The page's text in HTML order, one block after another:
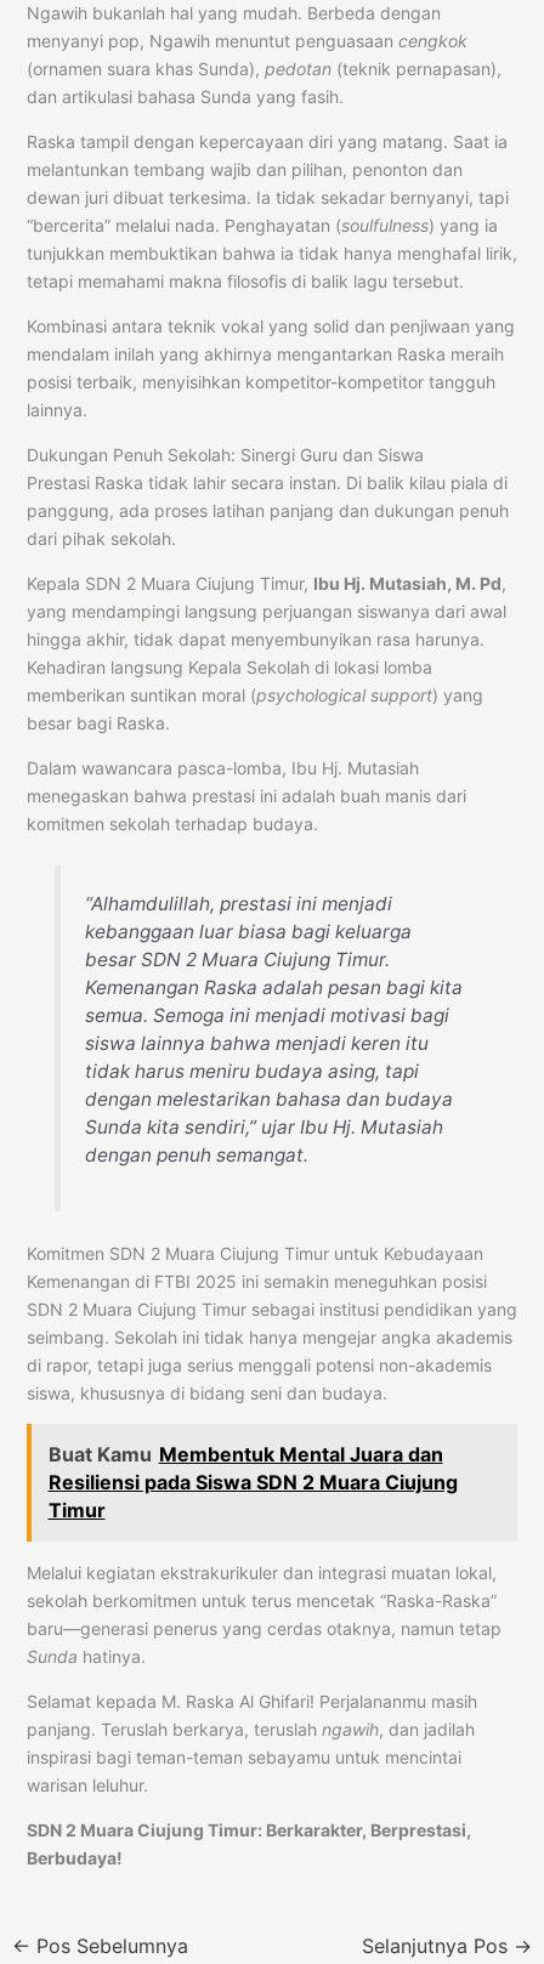
Ngawih bukanlah hal yang mudah. Berbeda dengan
menyanyi pop, Ngawih menuntut penguasaan cengkok
(ornamen suara khas Sunda), pedotan(teknik pernapasan),
dan artikulasi bahasa Sunda yang fasih.
Raska tampil dengan kepercayaan diri yang matang. Saat ia
melantunkan tembang wajib dan pilihan, penonton dan
dewan juri dibuat terkesima. Ia tidak sekadar bernyanyi, tapi
“bercerita” melalui nada. Penghayatan (soulfulness) yang ia
tunjukkan membuktikan bahwa ia tidak hanya menghafal lirik,
tetapi memahami makna filosofis di balik lagu tersebut.
Kombinasi antara teknik vokal yang solid dan penjiwaan yang
mendalam inilah yang akhirnya mengantarkan Raska meraih
posisi terbaik, menyisihkan kompetitor-kompetitor tangguh
lainnya.
Dukungan Penuh Sekolah: Sinergi Guru dan Siswa
Prestasi Raska tidak lahir secara instan. Di balik kilau piala di
panggung, ada proses latihan panjang dan dukungan penuh
dari pihak sekolah.
Kepala SDN 2 Muara Ciujung Timur, Ibu Hj. Mutasiah, M. Pd,
yang mendampingi langsung perjuangan siswanya dari awal
hingga akhir, tidak dapat menyembunyikan rasa harunya.
Kehadiran langsung Kepala Sekolah di lokasi lomba
memberikan suntikan moral (psychological support) yang
besar bagi Raska.
Dalam wawancara pasca-lomba, Ibu Hj. Mutasiah
menegaskan bahwa prestasi ini adalah buah manis dari
komitmen sekolah terhadap budaya.
“Alhamdulillah, prestasi ini menjadi
kebanggaan luar biasa bagi keluarga
besar SDN 2 Muara Ciujung Timur.
Kemenangan Raska adalah pesan bagi kita
semua. Semoga ini menjadi motivasi bagi
siswa lainnya bahwa menjadi keren itu
tidak harus meniru budaya asing, tapi
dengan melestarikan bahasa dan budaya
Sunda kita sendiri,”ujar Ibu Hj. Mutasiah
dengan penuh semangat.
Komitmen SDN 2 Muara Ciujung Timur untuk Kebudayaan
Kemenangan di FTBI 2025 ini semakin meneguhkan posisi
SDN 2 Muara Ciujung Timur sebagai institusi pendidikan yang
seimbang. Sekolah ini tidak hanya mengejar angka akademis
di rapor, tetapi juga serius menggali potensi non-akademis
siswa, khususnya di bidang seni dan budaya.
Buat Kamu Membentuk Mental Juara dan
Resiliensi pada Siswa SDN 2 Muara Ciujung
Timur
Melalui kegiatan ekstrakurikuler dan integrasi muatan lokal,
sekolah berkomitmen untuk terus mencetak “Raska-Raska”
baru—generasi penerus yang cerdas otaknya, namun tetap
Sunda hatinya.
Selamat kepada M. Raska Al Ghifari! Perjalananmu masih
panjang. Teruslah berkarya, teruslah ngawih, dan jadilah
inspirasi bagi teman-teman sebayamu untuk mencintai
warisan leluhur.
SDN 2 Muara Ciujung Timur: Berkarakter, Berprestasi,
Berbudaya!
← Pos Sebelumnya Selanjutnya Pos →